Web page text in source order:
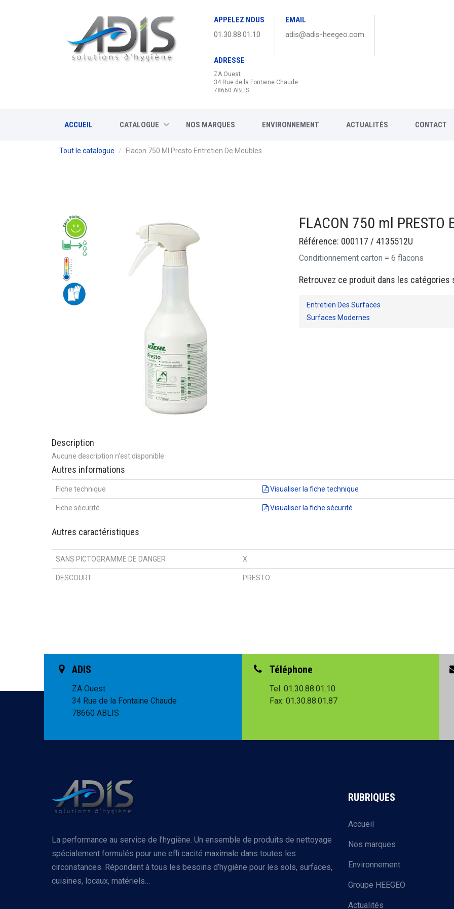
APPELEZ NOUS
01.30.88.01.10
EMAIL
adis@adis-heegeo.com
ADRESSE
ZA Ouest
34 Rue de la Fontaine Chaude
78660 ABLIS
ACCUEIL CATALOGUE NOS MARQUES ENVIRONNEMENT ACTUALITÉS CONTACT
Tout le catalogue Flacon 750 Ml Presto Entretien De Meubles
FLACON 750 ml
Référence: 000117 / 4135512U
Conditionnement carton = 6 flacons
Retrouvez ce produit dans les catégories
Entretien Des Surfaces
Surfaces Modernes
Description
Aucune description n'est disponible
Autres informations
Fiche technique Visualiser la fiche technique
Fiche sécurité Visualiser la fiche sécurité
Autres caractéristiques
SANS PICTOGRAMME DE DANGER X
DESCOURT PRESTO
ADIS
ZA Ouest
34 Rue de la Fontaine Chaude
78660 ABLIS
Téléphone
Tel: 01.30.88.01.10
Fax: 01.30.88.01.87
La performance au service de l’hygiène. Un ensemble de produits de nettoyage
spécialement formulés pour une effi cacité maximale dans toutes les
circonstances. Répondent à tous les besoins d’hygiène pour les sols, surfaces,
cuisines, locaux, matériels…
RUBRIQUES
Accueil
Nos marques
Environnement
Groupe HEEGEO
Actualités